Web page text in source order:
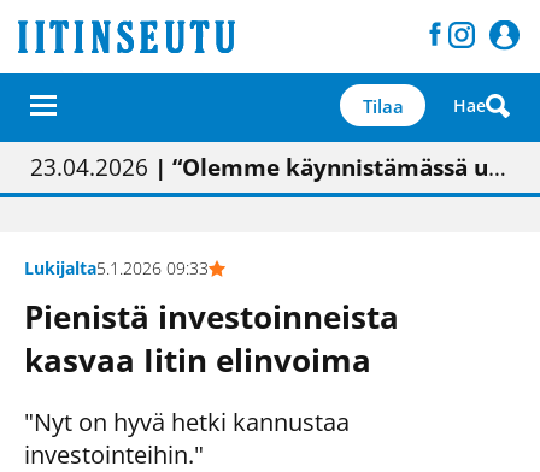
Tilaa Hae
01.02.2026 | Painon vaihtumisen pitäisi näkyä hieman parempana painojäljen laatuna lehdessä
05.02.2026 | Uudistettu kunnantalo on valoisa
23.04.2026 | “Olemme käynnistämässä uudelleen keskustavisiotyön”
09.05.2026| "Maalla on totuttu elämään omavaraisemmin kuin kaupungissa"
Lukijalta5.1.2026 09:33
Pienistä investoinneista
kasvaa Iitin elinvoima
"Nyt on hyvä hetki kannustaa
investointeihin."